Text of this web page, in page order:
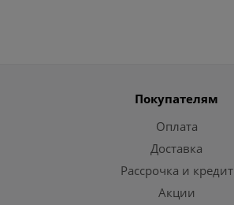
Покупателям
Оплата
Доставка
Рассрочка и кредит
Акции